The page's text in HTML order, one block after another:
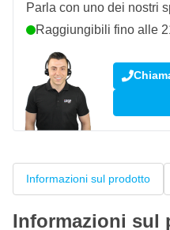
Parla con uno dei nostri
Raggiungibili fino alle
Informazioni sul prodotto
Informazioni sul